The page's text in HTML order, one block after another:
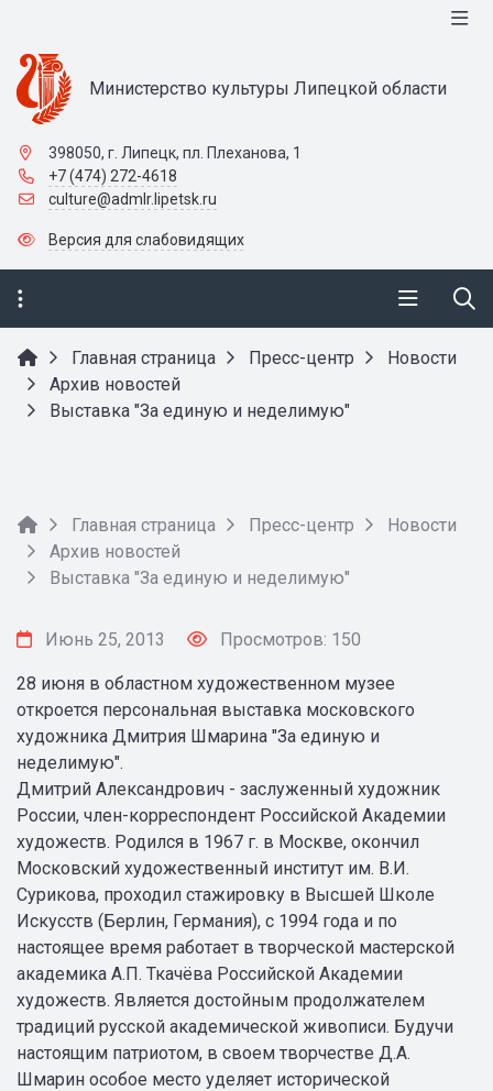
Министерство культуры Липецкой области
398050, г. Липецк, пл. Плеханова, 1
+7 (474) 272-4618
culture@admlr.lipetsk.ru
Версия для слабовидящих
Главная страница Пресс-центр
Новости
Архив новостей
Выставка "За единую и неделимую"
Главная страница Пресс-центр
Новости
Архив новостей
Выставка "За единую и неделимую"
Июнь 25, 2013 Просмотров: 150
28 июня в областном художественном музее
откроется персональная выставка московского
художника Дмитрия Шмарина "За единую и
неделимую".
Дмитрий Александрович - заслуженный художник
России, член-корреспондент Российской Академии
художеств. Родился в 1967 г. в Москве, окончил
Московский художественный институт им. В.И.
Сурикова, проходил стажировку в Высшей Школе
Искусств (Берлин, Германия), с 1994 года и по
настоящее время работает в творческой мастерской
академика А.П. Ткачёва Российской Академии
художеств. Является достойным продолжателем
традиций русской академической живописи. Будучи
настоящим патриотом, в своем творчестве Д.А.
Шмарин особое место уделяет исторической